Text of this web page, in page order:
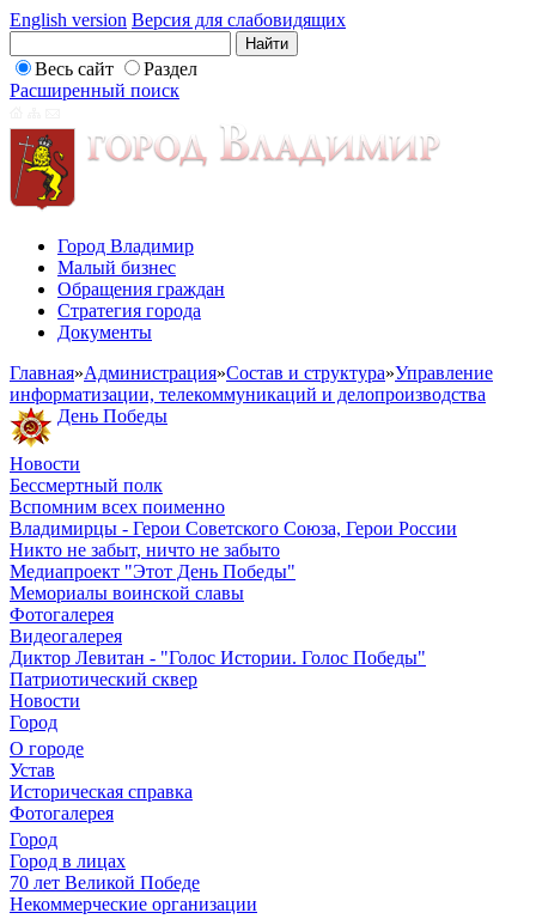
English version Версия для слабовидящих
Весь сайт
Раздел
Расширенный поиск
Город Владимир
Малый бизнес
Обращения граждан
Стратегия города
Документы
Главная»Администрация»Состав и структура»Управление
информатизации, телекоммуникаций и делопроизводства
День Победы
Новости
Бессмертный полк
Вспомним всех поименно
Владимирцы - Герои Советского Союза, Герои России
Никто не забыт, ничто не забыто
Медиапроект "Этот День Победы"
Мемориалы воинской славы
Фотогалерея
Видеогалерея
Диктор Левитан - "Голос Истории. Голос Победы"
Патриотический сквер
Новости
Город
О городе
Устав
Историческая справка
Фотогалерея
Город
Город в лицах
70 лет Великой Победе
Некоммерческие организации